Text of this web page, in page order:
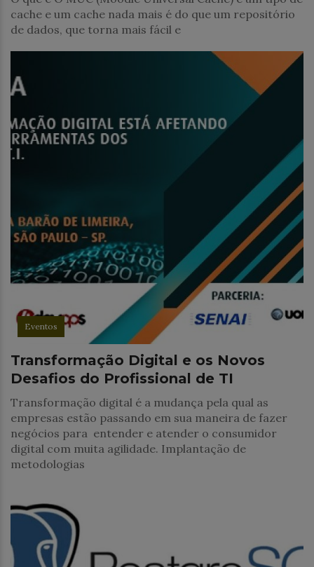
cache e um cache nada mais é do que um repositório
de dados, que torna mais fácil e
Eventos
Transformação Digital e os Novos
Desafios do Profissional de TI
Transformação digital é a mudança pela qual as
empresas estão passando em sua maneira de fazer
negócios para entender e atender o consumidor
digital com muita agilidade. Implantação de
metodologias